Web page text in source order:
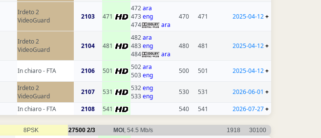
Irdeto 2
VideoGuard
2103 471
472ara
473eng
474
ara
470 471 2025-04-12+
Irdeto 2
VideoGuard
2104 481
482ara
483eng
484
ara
480 481 2025-04-12+
In chiaro - FTA 2106 501 502ara
503eng
500 501 2025-04-12+
Irdeto 2
VideoGuard
2107 531 532eng
533eng
530 531 2026-06-01 +
In chiaro - FTA 2108 541 540 541 2026-07-27+
8PSK 27500 2/3 MOI , 54.5 Mb/s 1918 30100